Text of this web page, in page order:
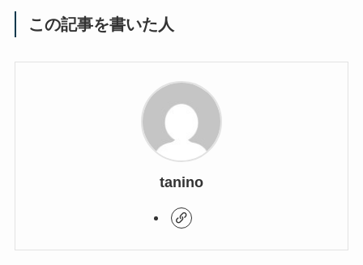
この記事を書いた人
tanino